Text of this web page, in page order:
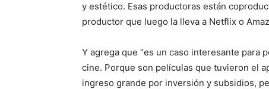
y estético. Esas productoras están
productor que luego la lleva a Netflix o
Y agrega que “es un caso interesante para
cine. Porque son películas que tuvieron el
ingreso grande por inversión y subsidios,